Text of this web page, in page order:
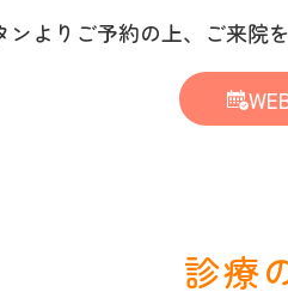
よりご予約の上、ご来院
診療